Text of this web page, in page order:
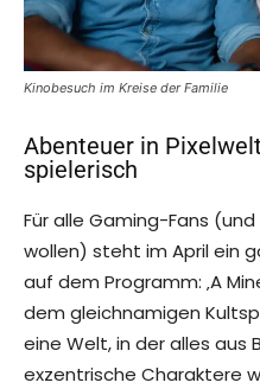
Kinobesuch im Kreise der Familie
Abenteuer in
spielerisch
Für alle Gaming-Fans
wollen) steht im April ein
auf dem Programm: ‚A
dem gleichnamigen
eine Welt, in der alles aus
exzentrische Charaktere